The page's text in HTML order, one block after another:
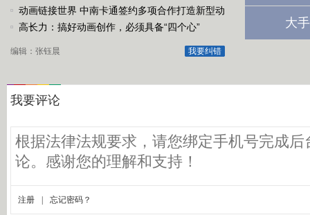
节
动画链接世界 中南卡通签约多项合作打造新型动
漫产业
高长力：搞好动画创作，必须具备“四个心”
我要纠错
编辑：张钰晨
大